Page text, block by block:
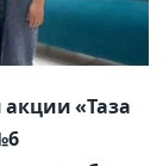
акции «Таза